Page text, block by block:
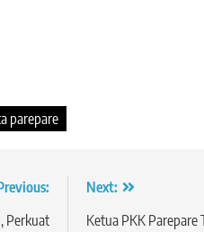
parepare
Perkuat
Next:
Ketua PKK Parepare